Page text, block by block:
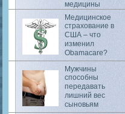
медицины
Медицинское
страхование в
США – что
изменил
Obamacare?
Мужчины
способны
передавать
лишний вес
сыновьям